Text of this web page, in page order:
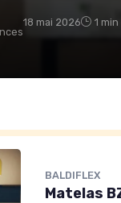
18 mai 2026 1
BALDIFLEX
Matelas